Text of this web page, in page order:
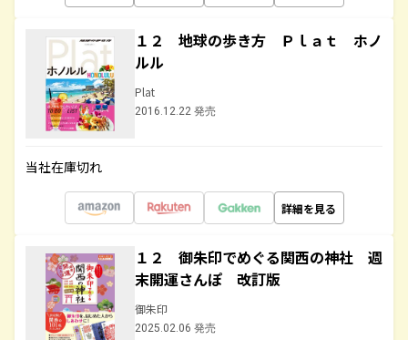
１２ 地球の歩き方 Ｐｌａｔ ホノ
ルル
Plat
2016.12.22 発売
当社在庫切れ
詳細を見る
１２ 御朱印でめぐる関西の神社 週
末開運さんぽ 改訂版
御朱印
2025.02.06 発売